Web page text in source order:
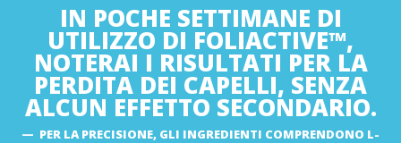
https://acta-apa.org/journals/acta-dermatovenerol-
apa/papers/10.15570/actaapa.2018.13/actaapa.2018.13.pdf
https://www.ncbi.nlm.nih.gov/pmc/articles/PMC7522433/
https://www.researchgate.net/
https://www.ncbi.nlm.nih.gov/pmc/articles/PMC7706486/
https://www.researchgate.net/
IN POCHE SETTIMANE DI
UTILIZZO DI FOLIACTIVE™,
NOTERAI I RISULTATI PER LA
PERDITA DEI CAPELLI, SENZA
ALCUN EFFETTO SECONDARIO.
PER LA PRECISIONE, GLI INGREDIENTI COMPRENDONO L-